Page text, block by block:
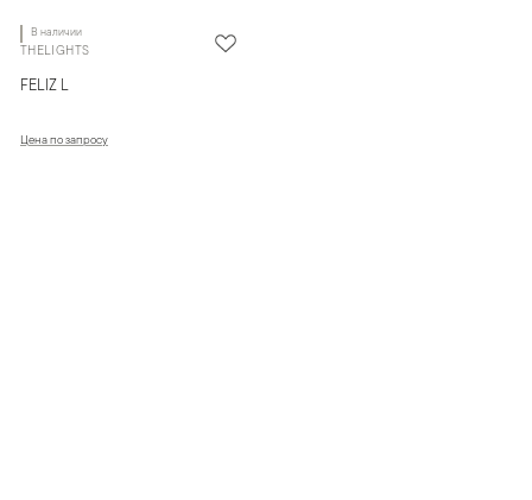
В наличии
THELIGHTS
FELIZ L
Цена по запросу